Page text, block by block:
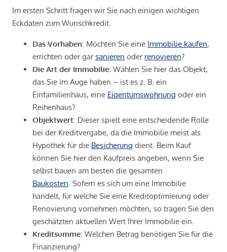
Im ersten Schritt fragen wir Sie nach einigen wichtigen
Eckdaten zum Wunschkredit.
Das Vorhaben: Möchten Sie eine Immobilie kaufen,
errichten oder garsanieren oder renovieren?
Die Art der Immobilie: Wählen Sie hier das Objekt,
das Sie im Auge haben – ist es z. B. ein
Einfamilienhaus, eine Eigentumswohnung oder ein
Reihenhaus?
Objektwert: Dieser spielt eine entscheidende Rolle
bei der Kreditvergabe, da die Immobilie meist als
Hypothek für die Besicherung dient. Beim Kauf
können Sie hier den Kaufpreis angeben, wenn Sie
selbst bauen am besten die gesamten
Baukosten . Sofern es sich um eine Immobilie
handelt, für welche Sie eine Kreditoptimierung oder
Renovierung vornehmen möchten, so tragen Sie den
geschätzten aktuellen Wert Ihrer Immobilie ein.
Kreditsumme: Welchen Betrag benötigen Sie für die
Finanzierung?